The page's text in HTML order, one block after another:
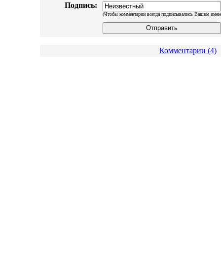
Подпись:
(Чтобы комментарии всегда подписывались Вашим
Комментарии (4)